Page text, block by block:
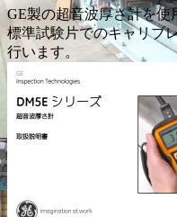
GE製の超音波厚さ計を使
標準試験片でのキャリブ
行います。